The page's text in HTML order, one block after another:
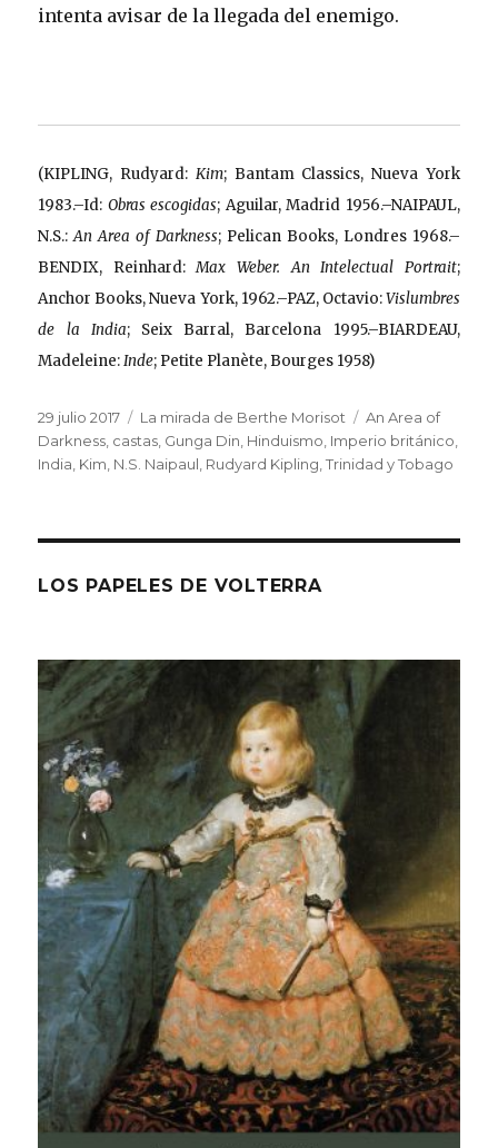
intenta avisar de la llegada del enemigo.
(KIPLING, Rudyard: Kim; Bantam Classics, Nueva York
1983.–Id: Obras escogidas; Aguilar, Madrid 1956.–NAIPAUL,
N.S.:An Area of Darkness; Pelican Books, Londres 1968.–
BENDIX, Reinhard:Max Weber. An Intelectual Portrait;
Anchor Books, Nueva York, 1962.–PAZ, Octavio:Vislumbres
de la India; Seix Barral, Barcelona 1995.–BIARDEAU,
Madeleine:Inde; Petite Planète, Bourges 1958)
Publicado
el
29 julio 2017 Categorías
La mirada de Berthe Morisot Etiquetas
An Area of
Darkness castas Gunga Din Hinduismo Imperio británico
India Kim N.S. Naipaul Rudyard Kipling ,Trinidad y Tobago
LOS PAPELES DE VOLTERRA